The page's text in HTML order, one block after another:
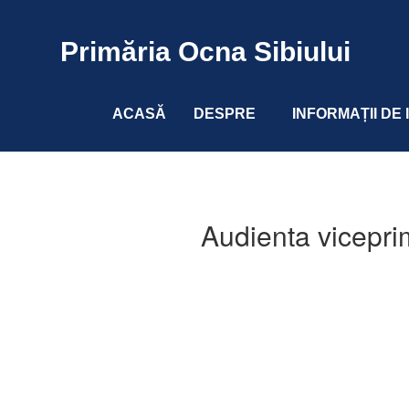
Primăria Ocna Sibiului
ACASĂ DESPRE INFORMAȚII
Audienta